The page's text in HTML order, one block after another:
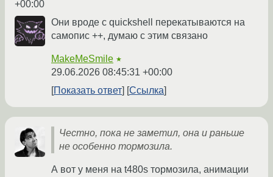
+00:00
Они вроде с quickshell перекатываются на
самопис ++, думаю с этим связано
MakeMeSmile ★
29.06.2026 08:45:31 +00:00
Показать ответ
Ссылка
Честно, пока не заметил, она и раньше
не особенно тормозила.
А вот у меня на t480s тормозила, анимации